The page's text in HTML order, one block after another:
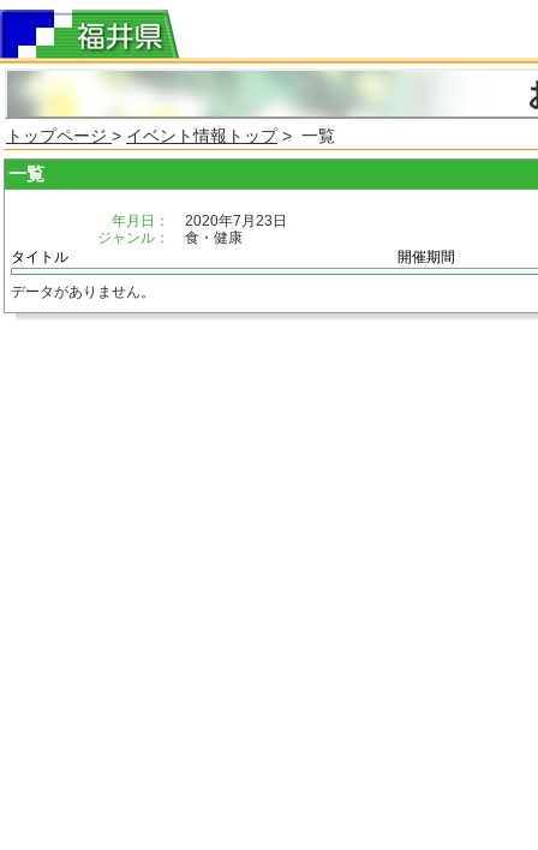
トップページ > イベント情報トップ> 一覧
一覧
年月日：
2020年7月23日
ジャンル：
食・健康
タイトル
開催期間
データがありません。